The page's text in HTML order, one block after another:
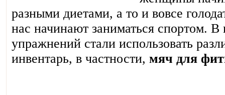
разными диетами, а то и вовсе
нас начинают заниматься спортом. В
упражнений стали использовать
инвентарь, в частности, мяч для